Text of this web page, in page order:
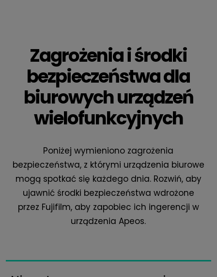
Zagrożenia i środki
bezpieczeństwa dla
biurowych urządzeń
wielofunkcyjnych
Poniżej wymieniono zagrożenia
bezpieczeństwa, z którymi urządzenia biurowe
mogą spotkać się każdego dnia. Rozwiń, aby
ujawnić środki bezpieczeństwa wdrożone
przez Fujifilm, aby zapobiec ich ingerencji w
urządzenia Apeos.